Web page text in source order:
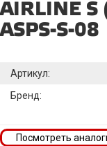
AIRLINE
ASPS-S-08
Артикул:
Бренд:
Посмотреть